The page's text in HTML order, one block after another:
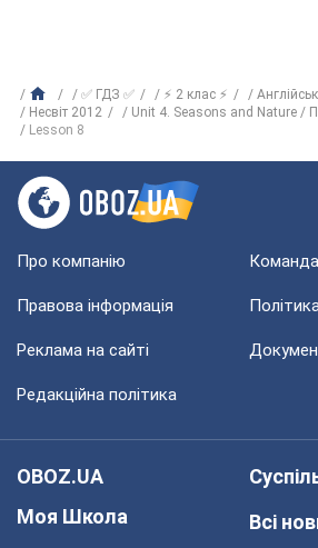
✅ ГДЗ ✅ ⚡ 2 клас ⚡
Несвіт 2012
Unit 4. Seasons and Nature /
Lesson 8
Про компанію Команда
Правова інформація
Реклама на сайті
Редакційна політика
OBOZ.UA
Моя Школа
Всі